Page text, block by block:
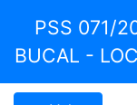
PSS 071/
BUCAL -